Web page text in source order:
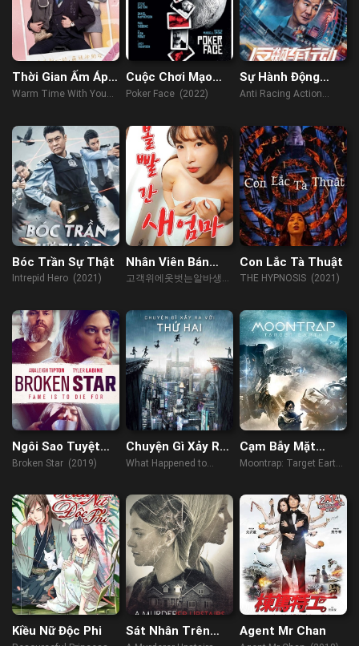
Thời Gian Ấm Áp
Bên Em
Warm Time With You
Cuộc Chơi Mạo
Hiểm
Poker Face (2022)
Sự Hành Động
Chống Đua Xe
Anti Racing Action
Bóc Trần Sự Thật
Intrepid Hero (2021)
Nhân Viên Bán
Thời Gian Phục Vụ
고객위에옷벗는알바생
Con Lắc Tà Thuật
THE HYPNOSIS (2021)
Ngôi Sao Tuyệt
Vọng
Broken Star (2019)
Chuyện Gì Xảy Ra
Với Thứ Hai
What Happened to
Cạm Bẫy Mặt
Trăng- Mục Tiêu
Moontrap: Target Earth
Kiều Nữ Độc Phi
Sát Nhân Trên
Agent Mr Chan